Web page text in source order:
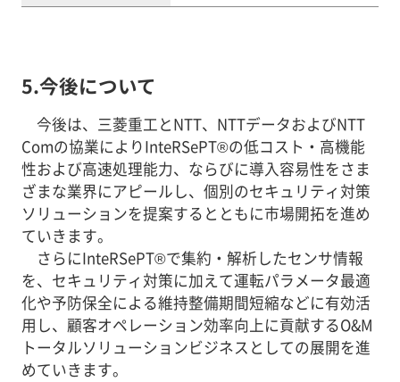
5.今後について
今後は、三菱重工とNTT、NTTデータおよびNTT
Comの協業によりInteRSePT®の低コスト・高機能
性および高速処理能力、ならびに導入容易性をさま
ざまな業界にアピールし、個別のセキュリティ対策
ソリューションを提案するとともに市場開拓を進め
ていきます。
さらにInteRSePT®で集約・解析したセンサ情報
を、セキュリティ対策に加えて運転パラメータ最適
化や予防保全による維持整備期間短縮などに有効活
用し、顧客オペレーション効率向上に貢献するO&M
トータルソリューションビジネスとしての展開を進
めていきます。